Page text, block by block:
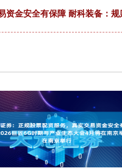
资金安全有保障 耐科装备：